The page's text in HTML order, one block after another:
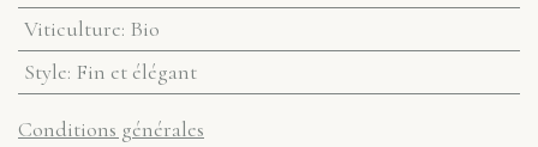
Viticulture: Bio
Style: Fin et élégant
Conditions générales